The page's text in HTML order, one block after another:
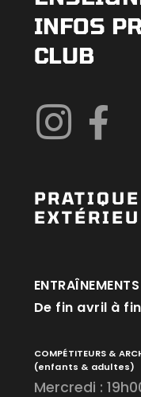
INFOS
CLUB
PRATIQUE
ENTRAÎNEMENTS
De fin avril à
COMPÉTITEURS &
(enfants & adultes)
Mercredi :